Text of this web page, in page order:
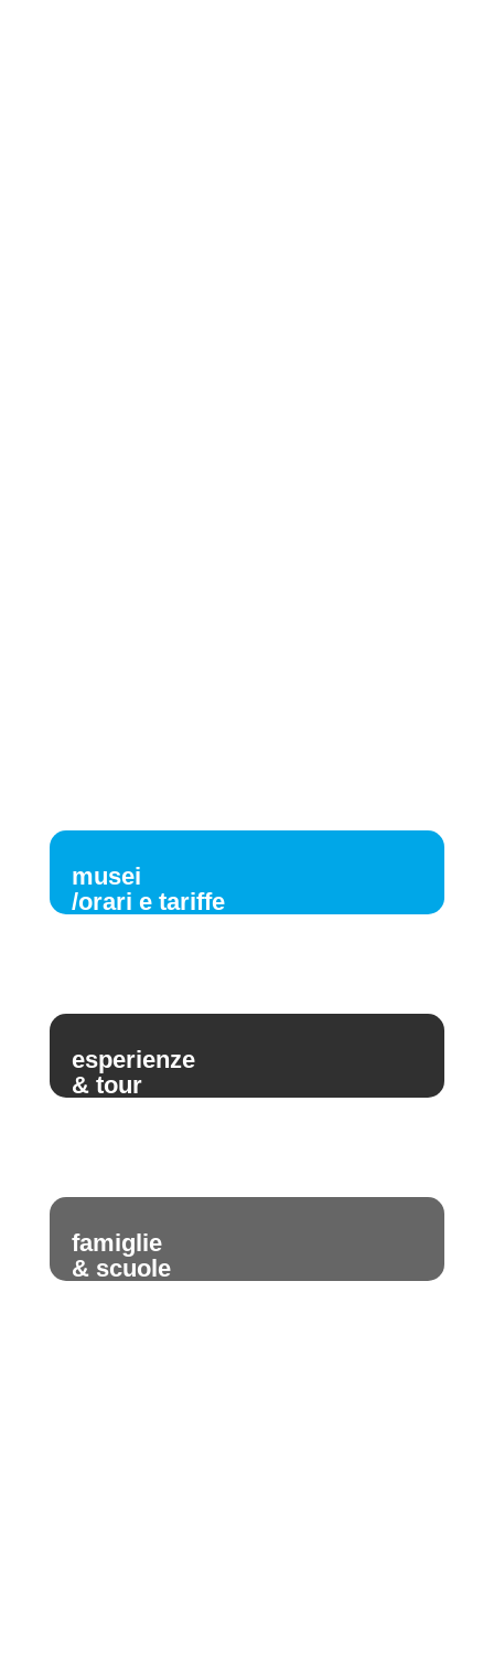
musei
/orari e tariffe
esperienze
& tour
famiglie
& scuole